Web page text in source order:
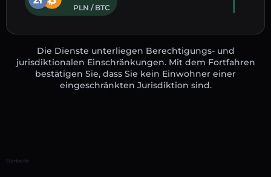
PLN / BTC
Die Dienste unterliegen Berechtigungs- und
jurisdiktionalen Einschränkungen. Mit dem Fortfahren
bestätigen Sie, dass Sie kein Einwohner einer
eingeschränkten Jurisdiktion sind.
Startseite